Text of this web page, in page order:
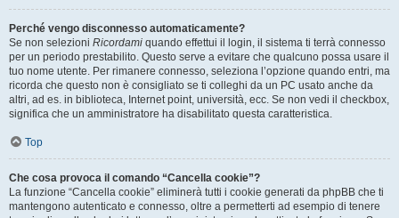
Perché vengo disconnesso automaticamente?
Se non selezioni Ricordami quando effettui il login, il sistema ti terrà connesso
per un periodo prestabilito. Questo serve a evitare che qualcuno possa usare il
tuo nome utente. Per rimanere connesso, seleziona l’opzione quando entri, ma
ricorda che questo non è consigliato se ti colleghi da un PC usato anche da
altri, ad es. in biblioteca, Internet point, università, ecc. Se non vedi il checkbox,
significa che un amministratore ha disabilitato questa caratteristica.
Top
Che cosa provoca il comando “Cancella cookie”?
La funzione “Cancella cookie” eliminerà tutti i cookie generati da phpBB che ti
mantengono autenticato e connesso, oltre a permetterti ad esempio di tenere